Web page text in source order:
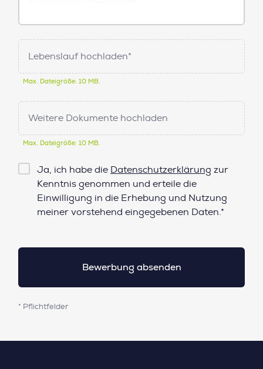
Lebenslauf hochladen*
Max. Dateigröße: 10 MB.
Weitere Dokumente hochladen
Max. Dateigröße: 10 MB.
Checkbox
Datenschutz*
Ja, ich habe die Datenschutzerklärung zur
Kenntnis genommen und erteile die
Einwilligung in die Erhebung und Nutzung
meiner vorstehend eingegebenen Daten.*
* Pflichtfelder